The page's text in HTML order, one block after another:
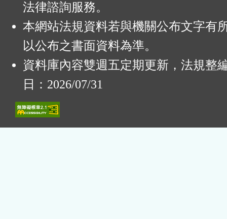
法律諮詢服務。
本網站法規資料若與機關公布文字有
以公布之書面資料為準。
資料庫內容雙週五定期更新，法規整
日：2026/07/31